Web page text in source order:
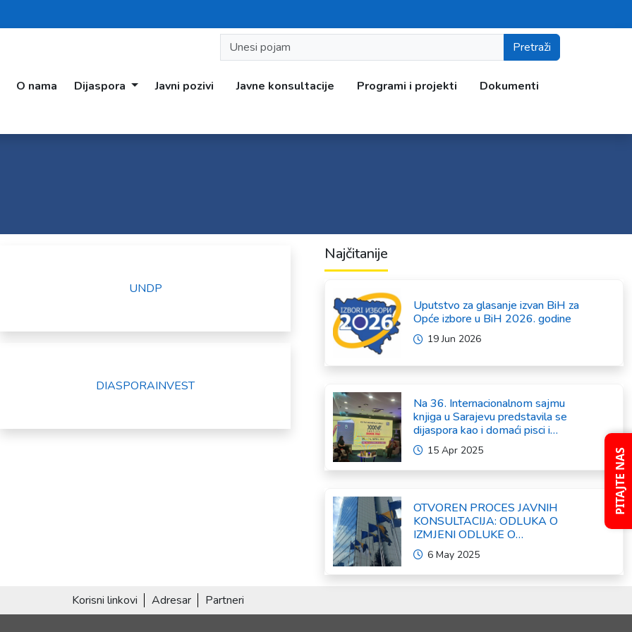
Pretraži
O nama Dijaspora Javni pozivi Javne konsultacije Programi i projekti Dokumenti
PITAJTE NAS
UNDP
DIASPORAINVEST
Najčitanije
Uputstvo za glasanje izvan BiH za
Opće izbore u BiH 2026. godine
19 Jun 2026
Na 36. Internacionalnom sajmu
knjiga u Sarajevu predstavila se
dijaspora kao i domaći pisci i
umjetnici
15 Apr 2025
OTVOREN PROCES JAVNIH
KONSULTACIJA: ODLUKA O
IZMJENI ODLUKE O
FORMIRANJU INTERRESORNE
RADNE GRUPE ZA IZRADU
OKVIRNOG ZAKONA O
HERCEGOVINE
6 May 2025
Korisni linkovi Adresar Partneri